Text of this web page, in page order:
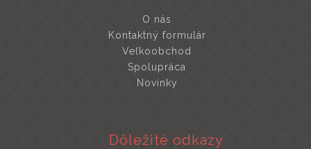
O nás
Kontaktný formulár
Veľkoobchod
Spolupráca
Novinky
Dôležité odkazy